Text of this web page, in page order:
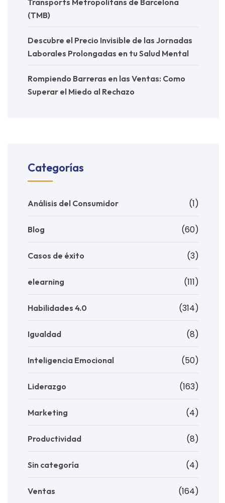
(TMB)
Descubre el Precio Invisible de las Jornadas
Laborales Prolongadas en tu Salud Mental
Rompiendo Barreras en las Ventas: Como
Superar el Miedo al Rechazo
Categorías
Análisis del Consumidor (1)
Blog (60)
Casos de éxito (3)
elearning (111)
Habilidades 4.0 (314)
Igualdad (8)
Inteligencia Emocional (50)
Liderazgo (163)
Marketing (4)
Productividad (8)
Sin categoría (4)
Ventas (164)